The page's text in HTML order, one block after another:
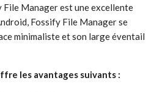
File Manager est une excellente
Fossify File Manager se
minimaliste et son large éventail
les avantages suivants :